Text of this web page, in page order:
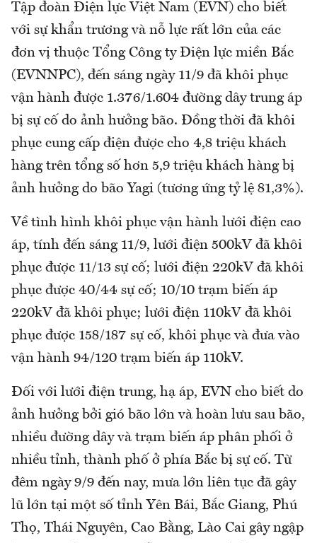
Tập đoàn Điện lực Việt Nam (EVN) cho biết
với sự khẩn trương và nỗ lực rất lớn của các
đơn vị thuộc Tổng Công ty Điện lực miền Bắc
(EVNNPC), đến sáng ngày 11/9 đã khôi phục
vận hành được 1.376/1.604 đường dây trung áp
bị sự cố do ảnh hưởng bão. Đồng thời đã khôi
phục cung cấp điện được cho 4,8 triệu khách
hàng trên tổng số hơn 5,9 triệu khách hàng bị
ảnh hưởng do bão Yagi (tương ứng tỷ lệ 81,3%).
Về tình hình khôi phục vận hành lưới điện cao
áp, tính đến sáng 11/9, lưới điện 500kV đã khôi
phục được 11/13 sự cố; lưới điện 220kV đã khôi
phục được 40/44 sự cố; 10/10 trạm biến áp
220kV đã khôi phục; lưới điện 110kV đã khôi
phục được 158/187 sự cố, khôi phục và đưa vào
vận hành 94/120 trạm biến áp 110kV.
Đối với lưới điện trung, hạ áp, EVN cho biết do
ảnh hưởng bởi gió bão lớn và hoàn lưu sau bão,
nhiều đường dây và trạm biến áp phân phối ở
nhiều tỉnh, thành phố ở phía Bắc bị sự cố. Từ
đêm ngày 9/9 đến nay, mưa lớn liên tục đã gây
lũ lớn tại một số tỉnh Yên Bái, Bắc Giang, Phú
Thọ, Thái Nguyên, Cao Bằng, Lào Cai gây ngập